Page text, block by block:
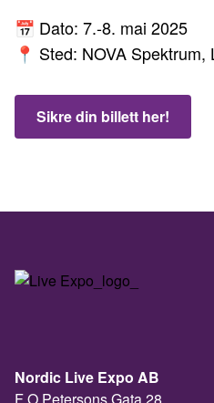
📅 Dato: 7.-8. mai 2025
📍 Sted: NOVA Spektrum,
Sikre din billett her!
Nordic Live Expo AB